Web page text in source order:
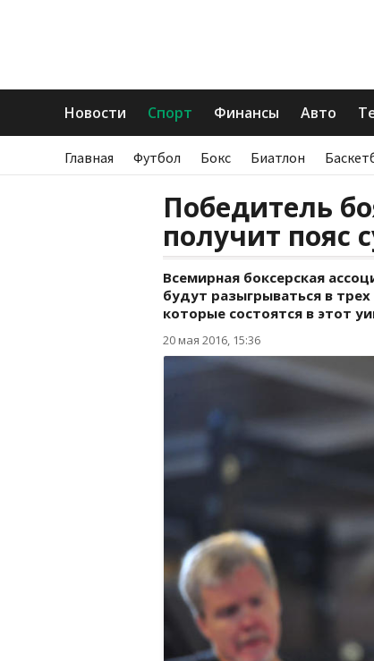
Новости Спорт Финансы Авто
Главная Футбол Бокс Биатлон
Победитель
получит пояс
Всемирная боксерская
будут разыгрываться в
которые состоятся в этот
20 мая 2016, 15:36